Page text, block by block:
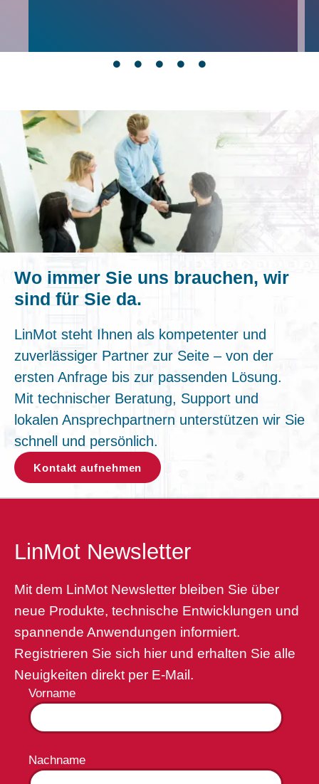
Wo immer Sie uns brauchen, wir
sind für Sie da.
LinMot steht Ihnen als kompetenter und
zuverlässiger Partner zur Seite – von der
ersten Anfrage bis zur passenden Lösung.
Mit technischer Beratung, Support und
lokalen Ansprechpartnern unterstützen wir Sie
schnell und persönlich.
Kontakt aufnehmen
LinMot Newsletter
Mit dem LinMot Newsletter bleiben Sie über
neue Produkte, technische Entwicklungen und
spannende Anwendungen informiert.
Registrieren Sie sich hier und erhalten Sie alle
Neuigkeiten direkt per E-Mail.
Vorname
Nachname